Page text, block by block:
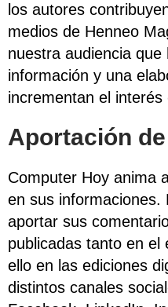
los autores
medios de Henneo
nuestra audiencia
información y una
incrementan el
Aportación
Computer Hoy anima
en sus informaciones.
aportar sus
publicadas tanto en el
ello en las ediciones
distintos canales